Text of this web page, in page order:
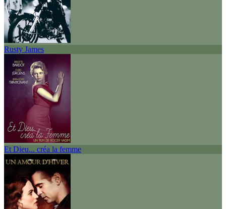
Rusty James
Et Dieu... créa la femme